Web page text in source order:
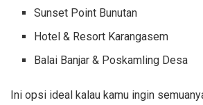
Sunset Point Bunutan
Hotel & Resort Karangasem
Balai Banjar & Poskamling Desa
Ini opsi ideal kalau kamu ingin